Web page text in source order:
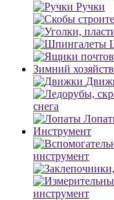
Ручки
Зимний
снега
Инструмент
инструмент
инструмент